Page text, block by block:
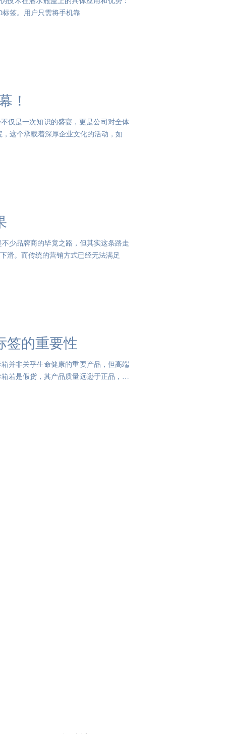
签。用户只需将手机靠
！
仅是一次知识的盛宴，更是公司对全体
这个承载着深厚企业文化的活动，如
少品牌商的毕竟之路，但其实这条路走
滑。而传统的营销方式已经无法满足
签的重要性
并非关乎生命健康的重要产品，但高端
若是假货，其产品质量远逊于正品，这